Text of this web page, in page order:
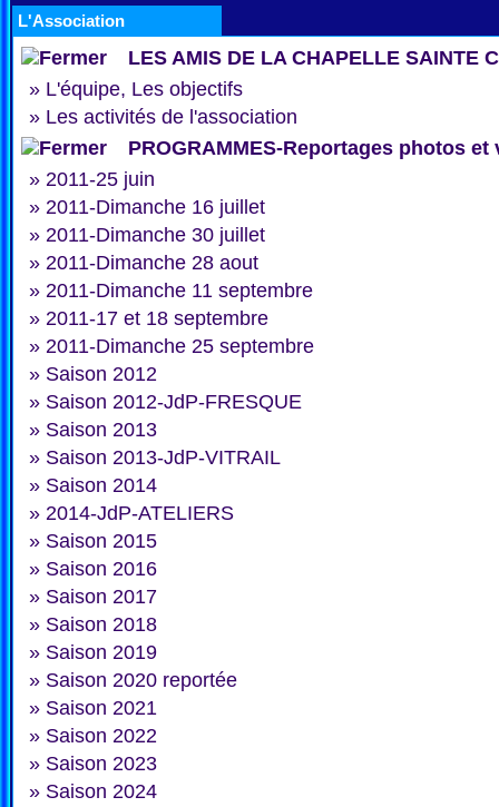
L'Association
LES AMIS DE LA CHAPELLE SAINTE
» L'équipe, Les objectifs
» Les activités de l'association
PROGRAMMES-Reportages photos et
» 2011-25 juin
» 2011-Dimanche 16 juillet
» 2011-Dimanche 30 juillet
» 2011-Dimanche 28 aout
» 2011-Dimanche 11 septembre
» 2011-17 et 18 septembre
» 2011-Dimanche 25 septembre
» Saison 2012
» Saison 2012-JdP-FRESQUE
» Saison 2013
» Saison 2013-JdP-VITRAIL
» Saison 2014
» 2014-JdP-ATELIERS
» Saison 2015
» Saison 2016
» Saison 2017
» Saison 2018
» Saison 2019
» Saison 2020 reportée
» Saison 2021
» Saison 2022
» Saison 2023
» Saison 2024